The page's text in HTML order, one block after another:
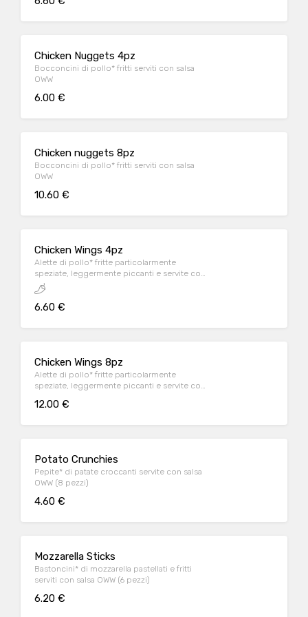
Chicken Nuggets 4pz
Bocconcini di pollo* fritti serviti con salsa
OWW
6.00 €
Chicken nuggets 8pz
Bocconcini di pollo* fritti serviti con salsa
OWW
10.60 €
Chicken Wings 4pz
Alette di pollo* fritte particolarmente
speziate, leggermente piccanti e servite con
salsa OWW
6.60 €
Chicken Wings 8pz
Alette di pollo* fritte particolarmente
speziate, leggermente piccanti e servite con
12.00 €
Potato Crunchies
Pepite* di patate croccanti servite con salsa
OWW (8 pezzi)
4.60 €
Mozzarella Sticks
Bastoncini* di mozzarella pastellati e fritti
serviti con salsa OWW (6 pezzi)
6.20 €